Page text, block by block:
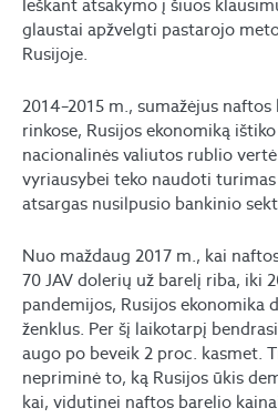
Ieškant atsakymo į šiuos
glaustai apžvelgti pastarojo
Rusijoje.
2014–2015 m., sumažėjus
rinkose, Rusijos ekonomiką
nacionalinės valiutos rublio
vyriausybei teko naudoti
atsargas nusilpusio bankinio
Nuo maždaug 2017 m., kai
70 JAV dolerių už barelį riba, iki
pandemijos, Rusijos ekonomika
ženklus. Per šį laikotarpį
augo po beveik 2 proc. kasmet.
nepriminė to, ką Rusijos ūkis
kai, vidutinei naftos barelio